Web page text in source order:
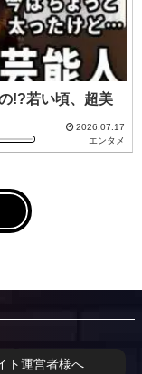
!?若い頃、超美
2026.07.17
エンタメ
ト運営者様へ